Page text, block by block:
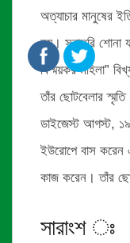
অত্যাচার মানুষের
নয়। সরাসরি শোনা
বিস্ময়কর মহিলা”
তাঁর ছোটবেলার স্মৃতি
ডাইজেস্ট আগস্ট,
ইউরোপে বাস করেন
কাজ করেন। তাঁর
সারাংশ ঃ